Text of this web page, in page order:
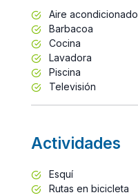
Aire acondicionado
Barbacoa
Cocina
Lavadora
Piscina
Televisión
Actividades
Esquí
Rutas en bicicleta